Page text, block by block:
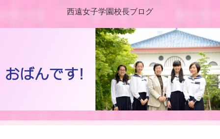
西遠女子学園校長ブログ